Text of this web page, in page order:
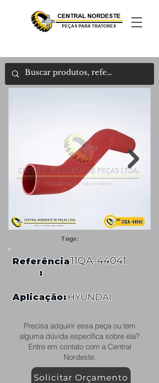
Tags:
Referência
:
11QA-44041
Aplicação:HYUNDAI
Precisa adquirir essa peça ou tem
alguma dúvida específica sobre ela?
Entre em contato com a Central
Nordeste.
Solicitar Orçamento